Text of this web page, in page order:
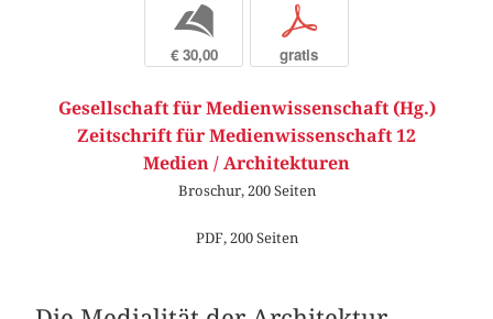
b
€ 30,00
p
gratis
Gesellschaft für Medienwissenschaft (Hg.)
Zeitschrift für Medienwissenschaft 12
Medien / Architekturen
Broschur, 200 Seiten
PDF, 200 Seiten